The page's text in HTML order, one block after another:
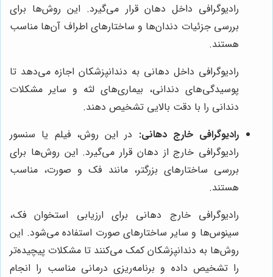
رادیوگرافی داخل دهان قرار می‌گیرد. این روش‌ها برای
بررسی جزئیات دندان‌ها و ساختارهای اطراف آن‌ها مناسب
هستند.
رادیوگرافی داخل دهانی به دندانپزشکان اجازه می‌دهد تا
پوسیدگی‌های دندانی، بیماری‌های لثه و سایر مشکلات
دندانی را با دقت بالایی تشخیص دهند.
رادیوگرافی خارج دهانی: در این روش، فیلم یا سنسور
رادیوگرافی خارج از دهان قرار می‌گیرد. این روش‌ها برای
بررسی ساختارهای بزرگتر، مانند فک و صورت، مناسب
هستند.
رادیوگرافی خارج دهانی برای ارزیابی استخوان فک،
سینوس‌ها و سایر ساختارهای صورت استفاده می‌شود. این
روش‌ها به دندانپزشکان کمک می‌کنند تا مشکلات پیچیده‌تر
را تشخیص داده و برنامه‌ریزی درمانی مناسب را انجام